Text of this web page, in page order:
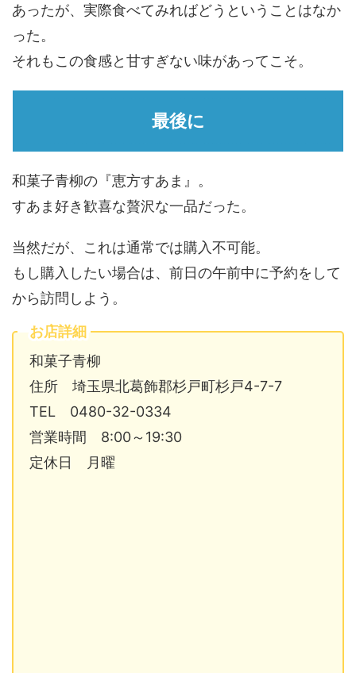
あったが、実際食べてみればどうということはなか
った。
それもこの食感と甘すぎない味があってこそ。
最後に
和菓子青柳の『恵方すあま』。
すあま好き歓喜な贅沢な一品だった。
当然だが、これは通常では購入不可能。
もし購入したい場合は、前日の午前中に予約をして
から訪問しよう。
お店詳細
和菓子青柳
住所 埼玉県北葛飾郡杉戸町杉戸4-7-7
TEL 0480-32-0334
営業時間 8:00～19:30
定休日 月曜